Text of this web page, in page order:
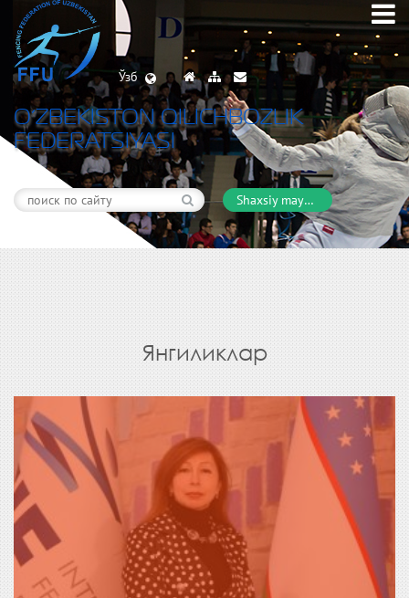
Ўзб
O’ZBEKISTON QILICHBOZLIK
FEDERATSIYASI
Shaxsiy maydon
Янгиликлар